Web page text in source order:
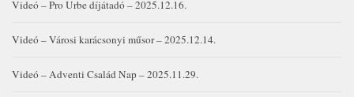
Videó – Pro Urbe díjátadó – 2025.12.16.
Videó – Városi karácsonyi műsor – 2025.12.14.
Videó – Adventi Család Nap – 2025.11.29.